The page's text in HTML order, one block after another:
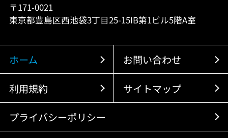
〒171-0021
東京都豊島区西池袋3丁目25-15IB第1ビル5階A室
ホーム お問い合わせ
利用規約 サイトマップ
プライバシーポリシー